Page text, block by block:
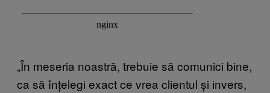
„În meseria noastră, trebuie să comunici bine,
ca să înțelegi exact ce vrea clientul și invers,